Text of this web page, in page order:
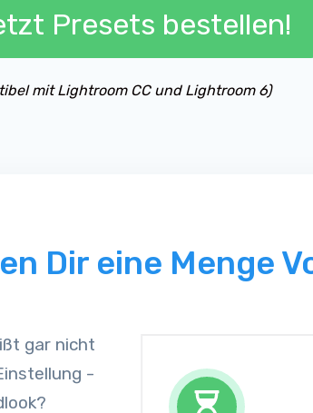
Presets bestellen!
mit Lightroom CC und Lightroom 6)
Dir eine Menge
gar nicht
-